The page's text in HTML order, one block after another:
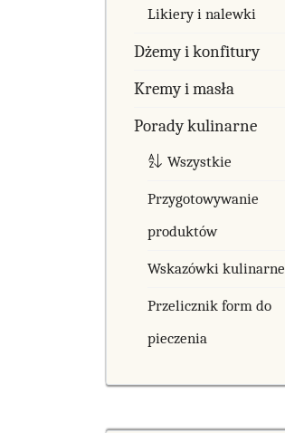
Likiery i nalewki
Dżemy i konfitury
Kremy i masła
Porady kulinarne
Wszystkie
Przygotowywanie
produktów
Wskazówki kulinarne
Przelicznik form do
pieczenia